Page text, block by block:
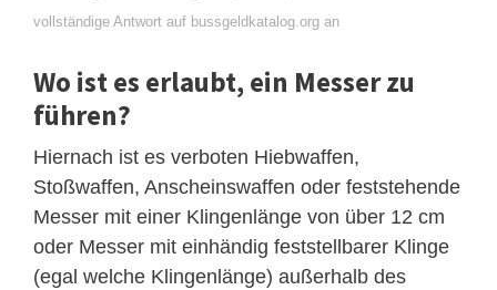
vollständige Antwort auf bussgeldkatalog.org an
Wo ist es erlaubt, ein Messer zu
führen?
Hiernach ist es verboten Hiebwaffen,
Stoßwaffen, Anscheinswaffen oder feststehende
Messer mit einer Klingenlänge von über 12 cm
oder Messer mit einhändig feststellbarer Klinge
(egal welche Klingenlänge) außerhalb des